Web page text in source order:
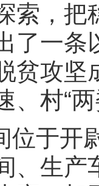
索，
了一条
贫攻坚
、村“
位于开
、生